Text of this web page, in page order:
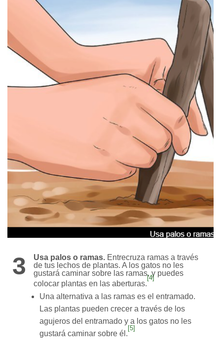
3 Usa palos o ramas. Entrecruza ramas a través
de tus lechos de plantas. A los gatos no les
gustará caminar sobre las ramas, y puedes
colocar plantas en las aberturas.
[4]
Una alternativa a las ramas es el entramado.
Las plantas pueden crecer a través de los
agujeros del entramado y a los gatos no les
gustará caminar sobre él.
[5]